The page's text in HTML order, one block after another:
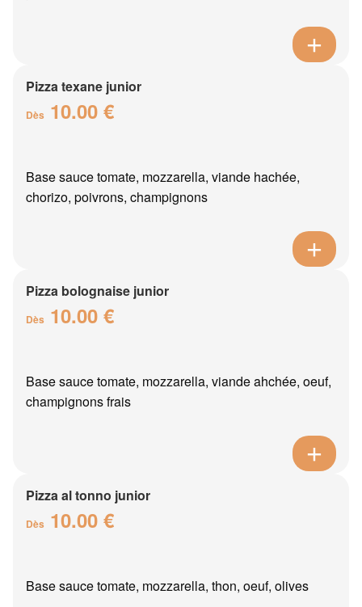
Pizza texane junior
Dès 10.00 €
Base sauce tomate, mozzarella, viande hachée,
chorizo, poivrons, champignons
Pizza bolognaise junior
Dès 10.00 €
Base sauce tomate, mozzarella, viande ahchée, oeuf,
champignons frais
Pizza al tonno junior
Dès 10.00 €
Base sauce tomate, mozzarella, thon, oeuf, olives